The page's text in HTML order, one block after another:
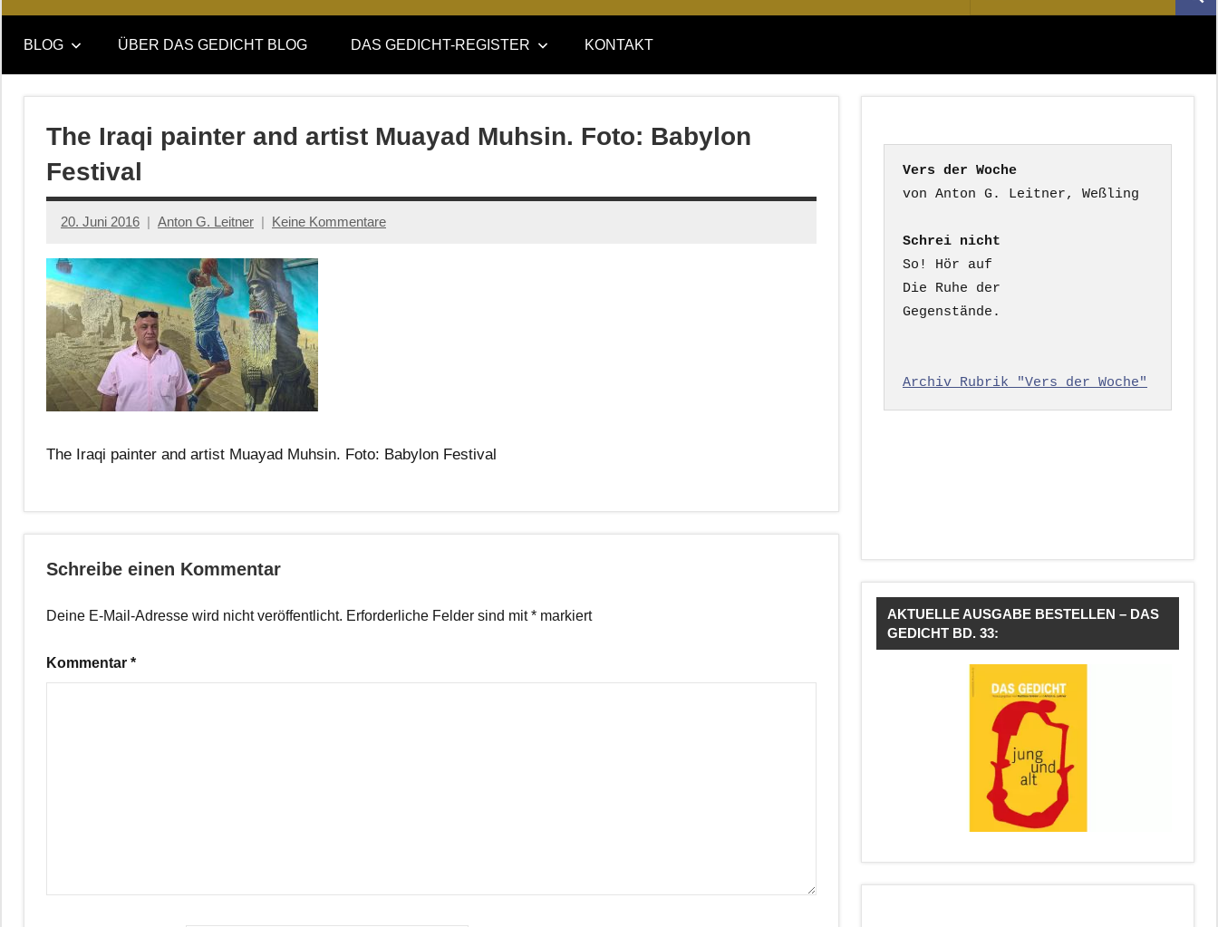
DAS
GEDICHT
blog
DAS
GEDICHT.
Zeitschrift
nach:
BLOG ÜBER DAS GEDICHT BLOG DAS GEDICHT-REGISTER KONTAKT
The Iraqi painter and artist Muayad Muhsin. Foto: Babylon
Festival
20. Juni 2016 Anton G. Leitner Keine Kommentare
The Iraqi painter and artist Muayad Muhsin. Foto: Babylon Festival
Schreibe einen Kommentar
Deine E-Mail-Adresse wird nicht veröffentlicht. Erforderliche Felder sind mit* markiert
Kommentar *
Vers der Woche
Schrei nicht
So! Hör auf
Die Ruhe der
Gegenstände.
Archiv Rubrik "Vers der Woche"
AKTUELLE AUSGABE BESTELLEN – DAS
GEDICHT BD. 33: